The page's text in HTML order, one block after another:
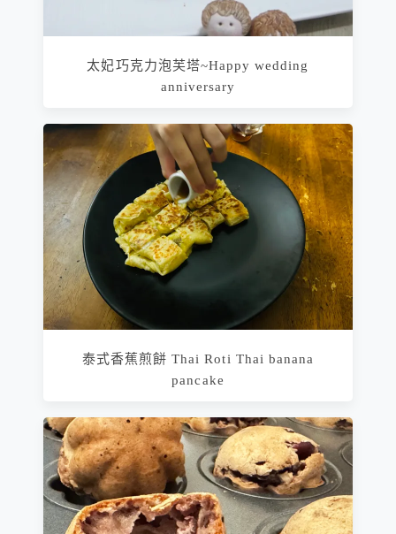
太妃巧克力泡芙塔~Happy wedding
anniversary
泰式香蕉煎餅 Thai Roti Thai banana
pancake